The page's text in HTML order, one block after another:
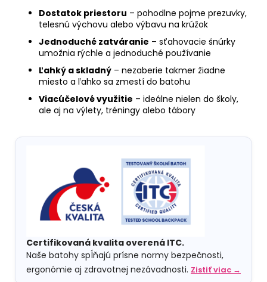
Dostatok priestoru – pohodlne pojme prezuvky,
telesnú výchovu alebo výbavu na krúžok
Jednoduché zatváranie – sťahovacie šnúrky
umožnia rýchle a jednoduché používanie
Ľahký a skladný – nezaberie takmer žiadne
miesto a ľahko sa zmestí do batohu
Viacúčelové využitie – ideálne nielen do školy,
ale aj na výlety, tréningy alebo tábory
Certifikovaná kvalita overená ITC.
Naše batohy spĺňajú prísne normy bezpečnosti,
ergonómie aj zdravotnej nezávadnosti. Zistiť viac →